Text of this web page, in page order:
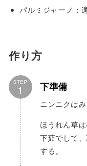
パルミジャーノ：
作り方
STEP
1 下準備
ニンニクはみ
ほうれん草
下茹でして
する。